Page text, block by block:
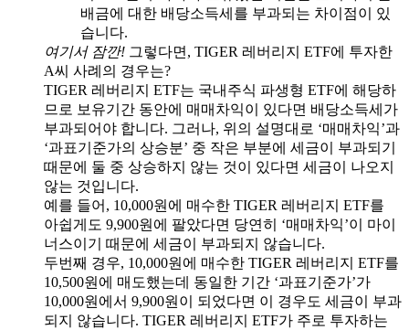
배금에 대한 배당소득세를 부과되는 차이점이 있
습니다.
여기서 잠깐! 그렇다면, TIGER 레버리지 ETF에 투자한
A씨 사례의 경우는?
TIGER 레버리지 ETF는 국내주식 파생형 ETF에 해당하
므로 보유기간 동안에 매매차익이 있다면 배당소득세가
부과되어야 합니다. 그러나, 위의 설명대로 ‘매매차익’과
‘과표기준가의 상승분’ 중 작은 부분에 세금이 부과되기
때문에 둘 중 상승하지 않는 것이 있다면 세금이 나오지
않는 것입니다.
예를 들어, 10,000원에 매수한 TIGER 레버리지 ETF를
아쉽게도 9,900원에 팔았다면 당연히 ‘매매차익’이 마이
너스이기 때문에 세금이 부과되지 않습니다.
두번째 경우, 10,000원에 매수한 TIGER 레버리지 ETF를
10,500원에 매도했는데 동일한 기간 ‘과표기준가’가
10,000원에서 9,900원이 되었다면 이 경우도 세금이 부과
되지 않습니다. TIGER 레버리지 ETF가 주로 투자하는